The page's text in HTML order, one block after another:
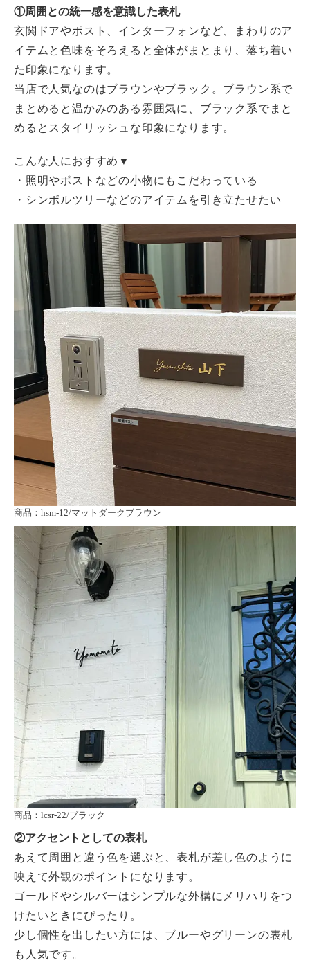
①周囲との統一感を意識した表札
玄関ドアやポスト、インターフォンなど、まわりのア
イテムと色味をそろえると全体がまとまり、落ち着い
た印象になります。
当店で人気なのはブラウンやブラック。ブラウン系で
まとめると温かみのある雰囲気に、ブラック系でまと
めるとスタイリッシュな印象になります。
こんな人におすすめ▼
・照明やポストなどの小物にもこだわっている
・シンボルツリーなどのアイテムを引き立たせたい
商品：hsm-12/マットダークブラウン
商品：lcsr-22/ブラック
②アクセントとしての表札
あえて周囲と違う色を選ぶと、表札が差し色のように
映えて外観のポイントになります。
ゴールドやシルバーはシンプルな外構にメリハリをつ
けたいときにぴったり。
少し個性を出したい方には、ブルーやグリーンの表札
も人気です。